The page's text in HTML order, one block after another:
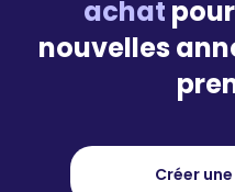
achat
nouvelles
Créer